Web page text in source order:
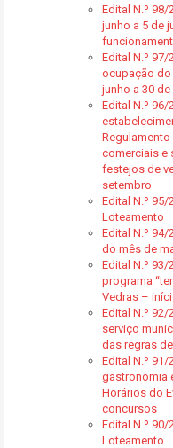
Edital N.º 98/
junho a 5 de
Edital N.º
ocupação
junho a 30
Edital N.º
comerciais e
festejos de
setembro
Edital N.º
Loteamento
Edital N.º
do mês de
Edital N.º
programa
Vedras –
Edital N.º
serviço
das regras
Edital N.º 91/
gastronomia
Horários do
concursos
Edital N.º
Loteamento